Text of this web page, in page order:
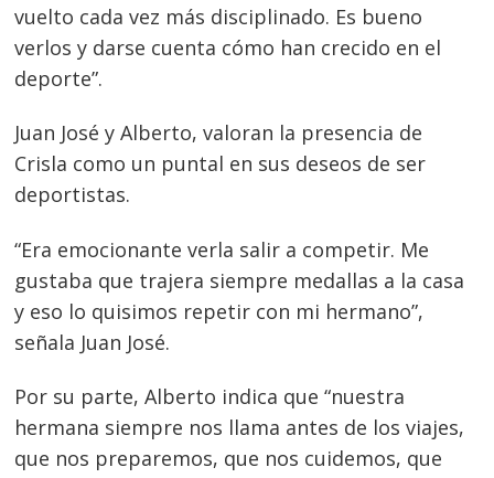
vuelto cada vez más disciplinado. Es bueno
verlos y darse cuenta cómo han crecido en el
deporte”.
Juan José y Alberto, valoran la presencia de
Crisla como un puntal en sus deseos de ser
deportistas.
“Era emocionante verla salir a competir. Me
gustaba que trajera siempre medallas a la casa
y eso lo quisimos repetir con mi hermano”,
señala Juan José.
Por su parte, Alberto indica que “nuestra
hermana siempre nos llama antes de los viajes,
que nos preparemos, que nos cuidemos, que